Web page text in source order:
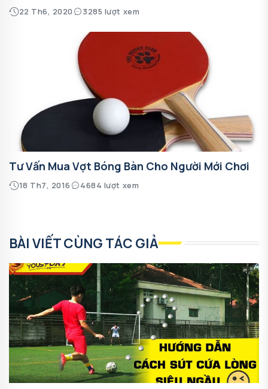
22 Th6, 2020 3285 lượt xem
Tư Vấn Mua Vợt Bóng Bàn Cho Người Mới Chơi
18 Th7, 2016 4684 lượt xem
BÀI VIẾT CÙNG TÁC GIẢ